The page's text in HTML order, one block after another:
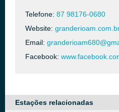
Telefone: 87 98176-0680
Website:
Email:
Facebook:
Estações relacionadas